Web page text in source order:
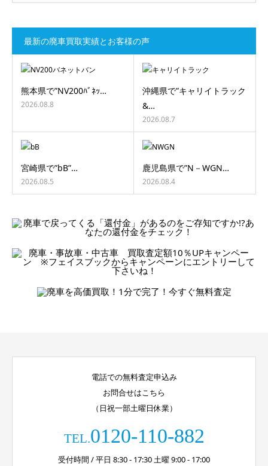
最新の廃車買取実績とお客様の声
熊本県で”NV200ﾊﾞﾈｯ…
2026.08.8
沖縄県で”キャリイトラック
&…
2026.08.7
宮崎県で”bB”…
2026.08.5
鹿児島県で”N－WGN…
2026.08.4
電話での無料査定申込み
お問合せはこちら
（日祝一部土曜日休業）
TEL.0120-110-882
受付時間 / 平日 8:30 - 17:30 土曜 9:00 - 17:00